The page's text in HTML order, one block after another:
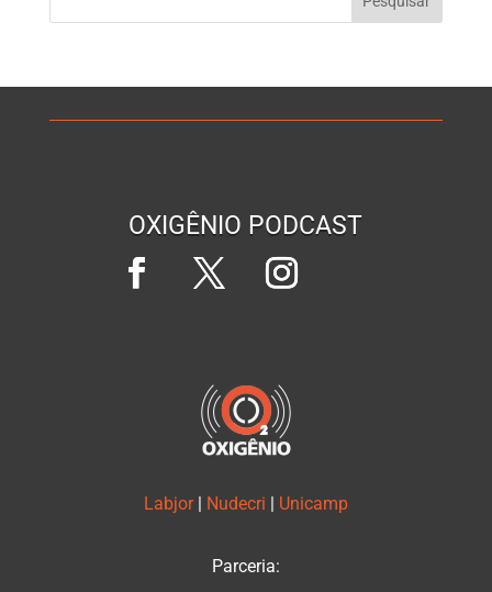
OXIGÊNIO PODCAST
Labjor | Nudecri | Unicamp
Parceria: